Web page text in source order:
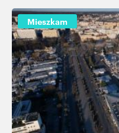
Mieszkam